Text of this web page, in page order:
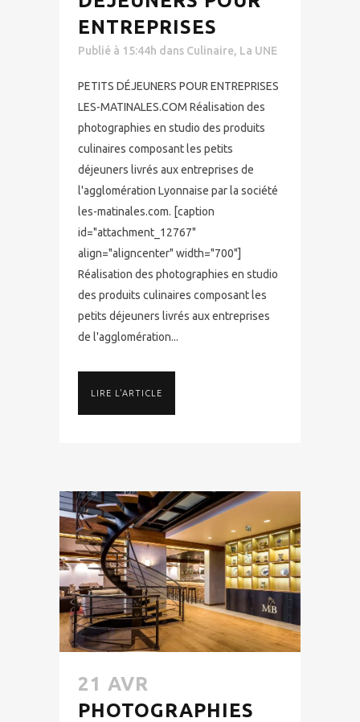
ENTREPRISES
Publié à 15:44h dans Culinaire, La UNE
PETITS DÉJEUNERS POUR ENTREPRISES
LES-MATINALES.COM Réalisation des
photographies en studio des produits
culinaires composant les petits
déjeuners livrés aux entreprises de
l'agglomération Lyonnaise par la société
les-matinales.com. [caption
id="attachment_12767"
align="aligncenter" width="700"]
Réalisation des photographies en studio
des produits culinaires composant les
petits déjeuners livrés aux entreprises
de l'agglomération...
LIRE L'ARTICLE
21 AVR
PHOTOGRAPHIES